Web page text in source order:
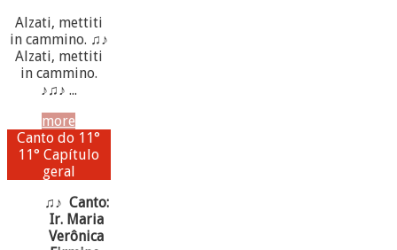
Alzati, mettiti
in cammino. ♫♪
Alzati, mettiti
in cammino.
♪♫♪ ...
more
Canto do 11°
11° Capítulo
geral
♫♪ Canto:
Ir. Maria
Verônica